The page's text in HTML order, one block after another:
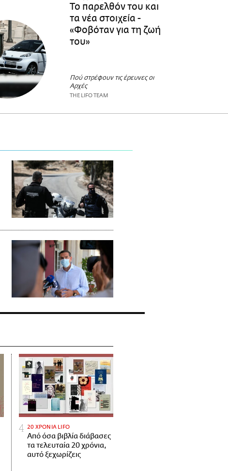
Το παρελθόν του και
τα νέα στοιχεία -
«Φοβόταν για τη ζωή
του»
Πού στρέφουν τις έρευνες οι
Αρχές
THE LIFO TEAM
20 ΧΡΟΝΙΑ LIFO
Από όσα βιβλία διάβασες
τα τελευταία 20 χρόνια,
αυτό ξεχωρίζεις